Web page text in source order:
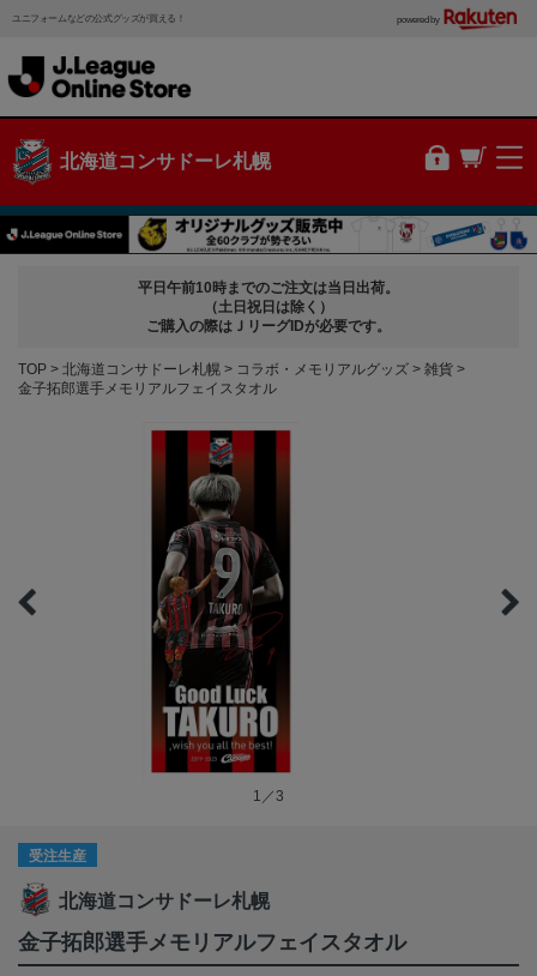
ユニフォームなどの公式グッズが買える！ powered by
北海道コンサドーレ札幌
平日午前10時までのご注文は当日出荷。
（土日祝日は除く）
ご購入の際はＪリーグIDが必要です。
TOP 北海道コンサドーレ札幌 コラボ・メモリアルグッズ
雑貨
金子拓郎選手メモリアルフェイスタオル
1／3
受注生産
北海道コンサドーレ札幌
金子拓郎選手メモリアルフェイスタオル